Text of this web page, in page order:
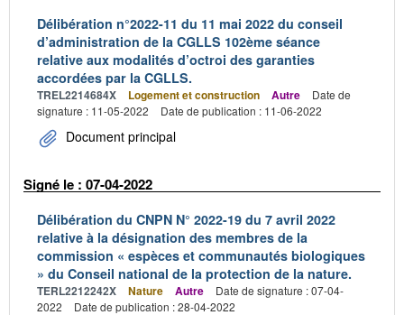
Délibération n°2022-11 du 11 mai 2022 du conseil
d’administration de la CGLLS 102ème séance
relative aux modalités d’octroi des garanties
accordées par la CGLLS.
TREL2214684X Logement et construction Autre
Date de
signature : 11-05-2022
Date de publication : 11-06-2022
Document principal
Signé le : 07-04-2022
Délibération du CNPN N° 2022-19 du 7 avril 2022
relative à la désignation des membres de la
commission « espèces et communautés biologiques
» du Conseil national de la protection de la nature.
TERL2212242X Nature Autre
Date de signature : 07-04-
2022
Date de publication : 28-04-2022